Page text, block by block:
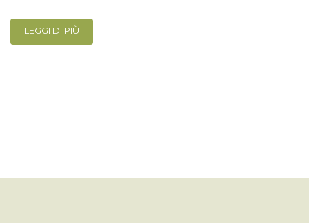
LEGGI DI PIÙ